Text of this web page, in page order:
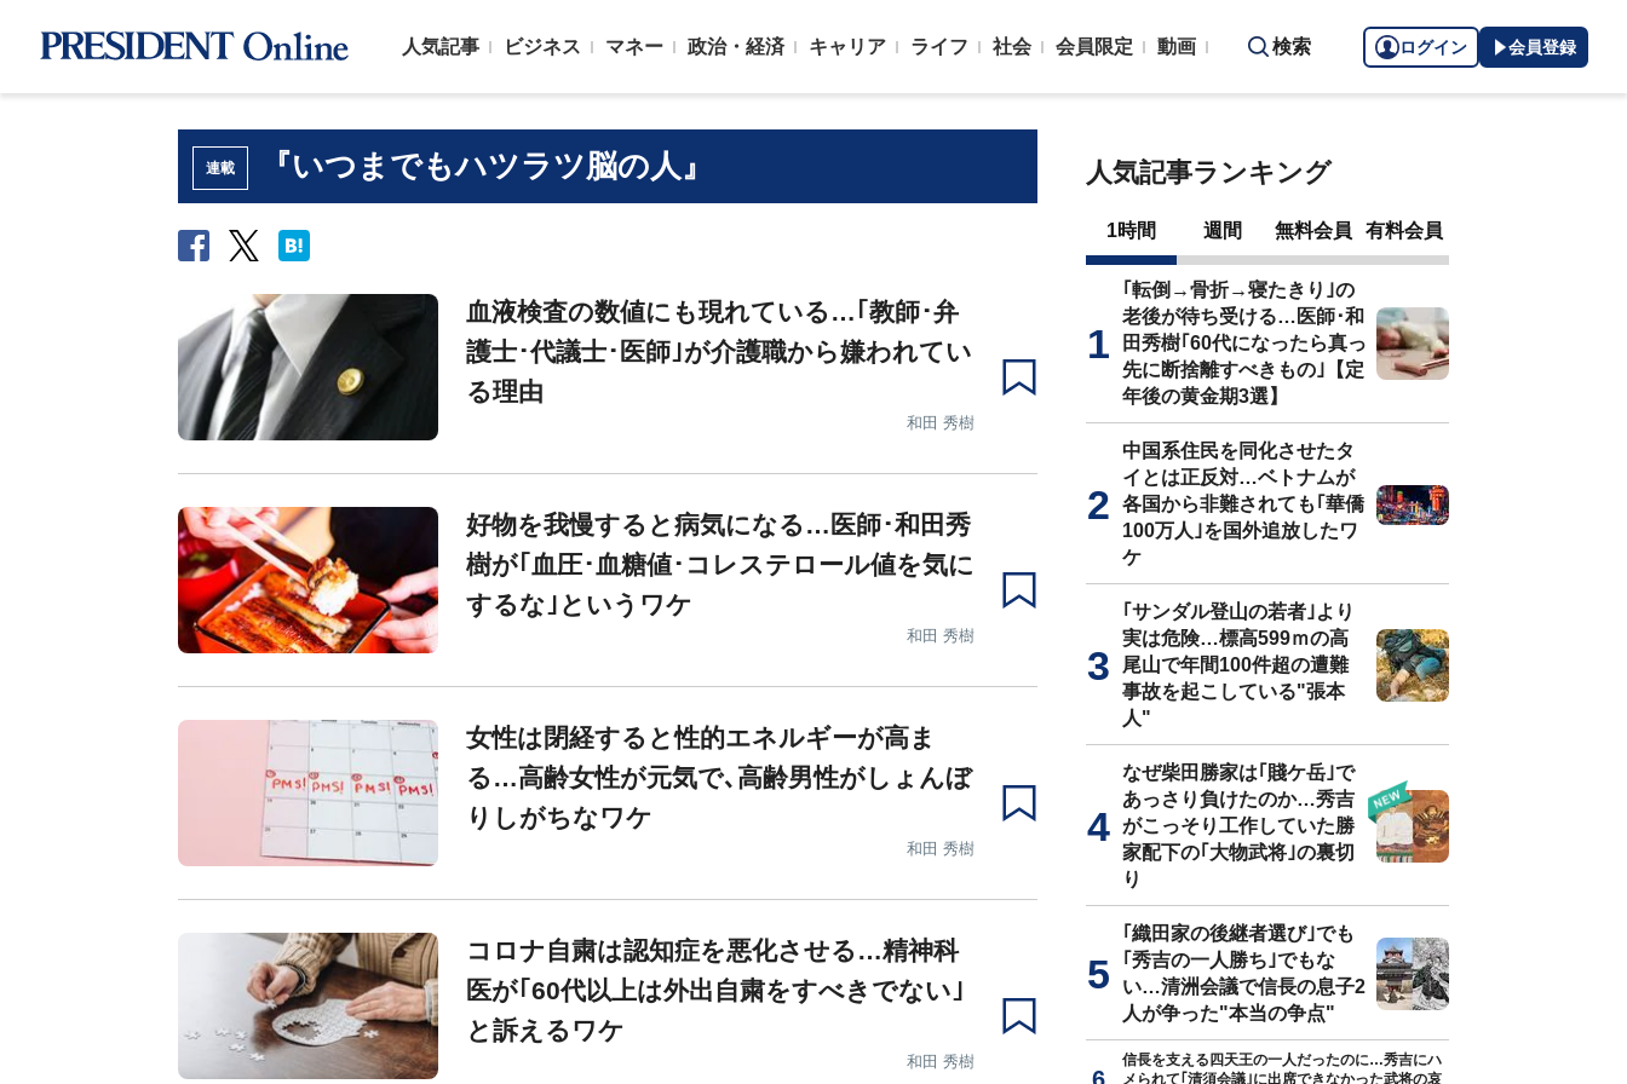
人気記事 ビジネス マネー 政治・経済 キャリア ライフ 社会 会員限定 動画 検索 ログイン 会員登録
連載 『いつまでもハツラツ脳の人』
血液検査の数値にも現れている…｢教師･弁
護士･代議士･医師｣が介護職から嫌われてい
る理由
和田 秀樹
好物を我慢すると病気になる…医師･和田秀
樹が｢血圧･血糖値･コレステロール値を気に
するな｣というワケ
和田 秀樹
女性は閉経すると性的エネルギーが高ま
る…高齢女性が元気で､高齢男性がしょんぼ
りしがちなワケ
和田 秀樹
コロナ自粛は認知症を悪化させる…精神科
医が｢60代以上は外出自粛をすべきでない｣
と訴えるワケ
和田 秀樹
人気記事ランキング
1時間 週間 無料会員 有料会員
｢転倒→骨折→寝たきり｣の
老後が待ち受ける…医師･和
田秀樹｢60代になったら真っ
先に断捨離すべきもの｣【定
年後の黄金期3選】
中国系住民を同化させたタ
イとは正反対…ベトナムが
各国から非難されても｢華僑
100万人｣を国外追放したワ
ケ
｢サンダル登山の若者｣より
実は危険…標高599ｍの高
尾山で年間100件超の遭難
事故を起こしている"張本
人"
なぜ柴田勝家は｢賤ケ岳｣で
あっさり負けたのか…秀吉
がこっそり工作していた勝
家配下の｢大物武将｣の裏切
り
｢織田家の後継者選び｣でも
｢秀吉の一人勝ち｣でもな
い…清洲会議で信長の息子2
人が争った"本当の争点"
信長を支える四天王の一人だったのに…秀吉にハ
メられて｢清須会議｣に出席できなかった武将の哀